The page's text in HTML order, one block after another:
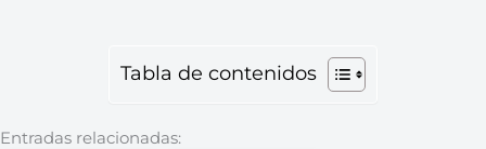
Tabla de contenidos
Entradas relacionadas: